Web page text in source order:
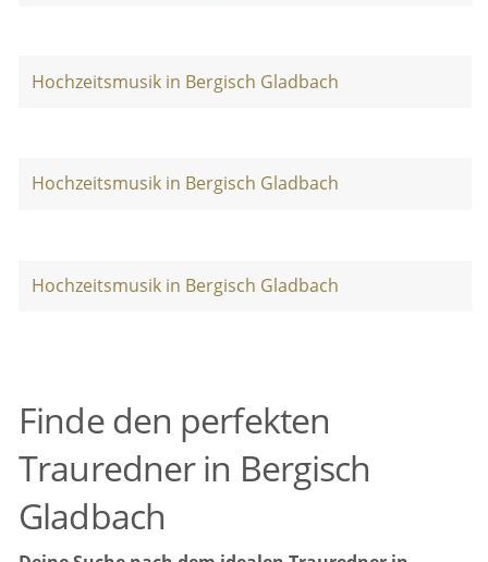
Hochzeitsmusik in Bergisch Gladbach
Hochzeitsmusik in Bergisch Gladbach
Hochzeitsmusik in Bergisch Gladbach
Finde den perfekten
Trauredner in Bergisch
Gladbach